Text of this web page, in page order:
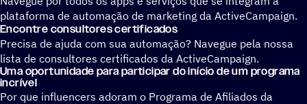
plataforma de automação de marketing da ActiveCampaign.
Encontre consultores certificados
Precisa de ajuda com sua automação? Navegue pela nossa
lista de consultores certificados da ActiveCampaign.
Uma oportunidade para participar do início de um programa
incrível
Por que influencers adoram o Programa de Afiliados da